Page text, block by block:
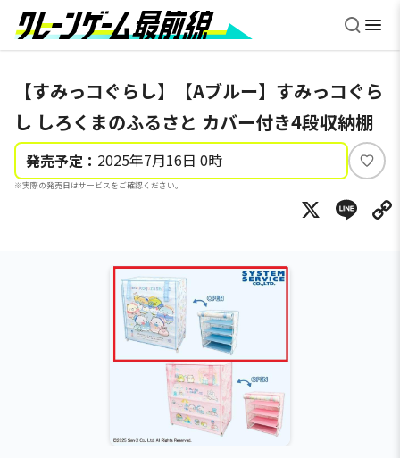
【すみっコぐらし】【Aブルー】すみっコぐら
し しろくまのふるさと カバー付き4段収納棚
発売予定： 2025年7月16日 0時
※実際の発売日はサービスをご確認ください。
い
ね
X